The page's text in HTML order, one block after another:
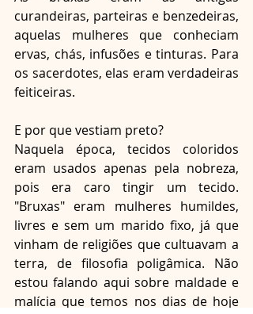
curandeiras, parteiras e benzedeiras,
aquelas mulheres que conheciam
ervas, chás, infusões e tinturas. Para
os sacerdotes, elas eram verdadeiras
feiticeiras.
E por que vestiam preto?
Naquela época, tecidos coloridos
eram usados apenas pela nobreza,
pois era caro tingir um tecido.
"Bruxas" eram mulheres humildes,
livres e sem um marido fixo, já que
vinham de religiões que cultuavam a
terra, de filosofia poligâmica. Não
estou falando aqui sobre maldade e
malícia que temos nos dias de hoje